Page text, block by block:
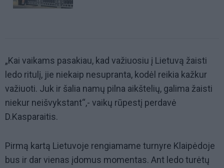
„Kai vaikams pasakiau, kad važiuosiu į Lietuvą žaisti
ledo ritulį, jie niekaip nesupranta, kodėl reikia kažkur
važiuoti. Juk ir šalia namų pilna aikštelių, galima žaisti
niekur neišvykstant“,- vaikų rūpestį perdavė
D.Kasparaitis.
Pirmą kartą Lietuvoje rengiamame turnyre Klaipėdoje
bus ir dar vienas įdomus momentas. Ant ledo turėtų